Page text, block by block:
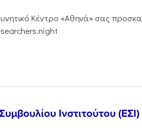
Κέντρο «Αθηνά» σας
Ινστιτούτου